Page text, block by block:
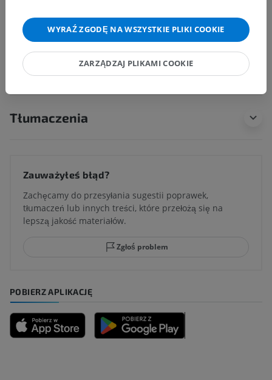
Porównawcza anatomia zwierząt
Tłumaczenia
Zauważyłeś błąd?
Zachęcamy do przesyłania sugestii poprawek,
tłumaczeń lub innych treści, które przełożą się na
lepszą jakość materiałów.
Zgłoś problem
POBIERZ APLIKACJĘ
WYRAŹ ZGODĘ NA WSZYSTKIE PLIKI COOKIE
ZARZĄDZAJ PLIKAMI COOKIE